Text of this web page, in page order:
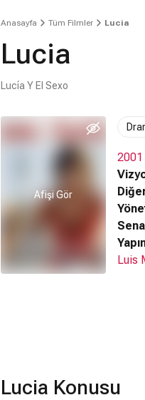
Anasayfa Tüm Filmler Lucia
Lucia
Lucía Y El Sexo
Afişi Gör
2001
Luis
Lucia Konusu